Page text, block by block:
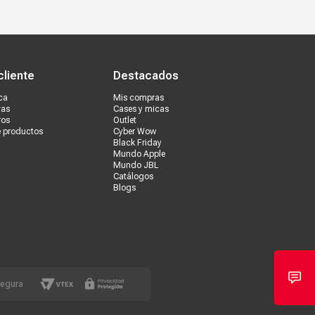
productos
Destacados
Mis compras
Cases y micas
Outlet
Cyber Wow
Black Friday
Mundo Apple
Mundo JBL
Catálogos
Blogs